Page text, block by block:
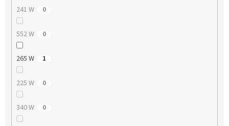
241 W 0
552 W 0
265 W 1
225 W 0
340 W 0